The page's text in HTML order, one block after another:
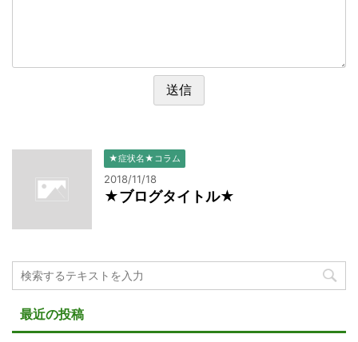
★症状名★コラム
2018/11/18
★ブログタイトル★
最近の投稿